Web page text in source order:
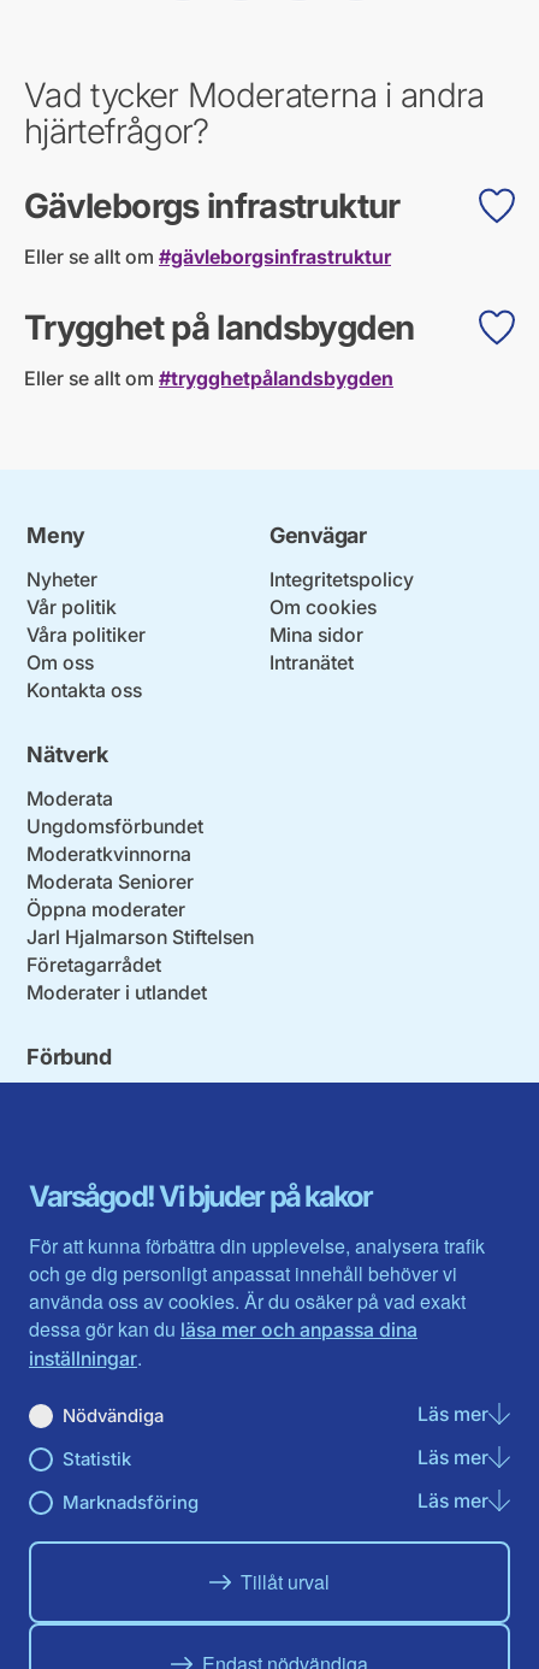
Varsågod! Vi bjuder på kakor
För att kunna förbättra din upplevelse, analysera trafik
och ge dig personligt anpassat innehåll behöver vi
använda oss av cookies. Är du osäker på vad exakt
dessa gör kan du läsa mer och anpassa dina
inställningar.
Nödvändiga Läs merom
Statistik Läs merom
Marknadsföring Läs merom
Tillåt urval
Vad tycker Moderaterna i andra
hjärtefrågor?
Gävleborgs infrastruktur
Eller se allt om #gävleborgsinfrastruktur
Trygghet på landsbygden
Eller se allt om #trygghetpålandsbygden
Meny
Nyheter
Vår politik
Våra politiker
Om oss
Kontakta oss
Genvägar
Integritetspolicy
Om cookies
Mina sidor
Intranätet
Nätverk
Moderata
Ungdomsförbundet
Moderatkvinnorna
Moderata Seniorer
Öppna moderater
Jarl Hjalmarson Stiftelsen
Företagarrådet
Moderater i utlandet
Förbund
Gävleborg
Halland
Jämtlands län
Jönköpings län
Kalmar län
Kronobergs län
Norrbotten
Skåne län
Värmlands län
Västerbotten
Västra Götaland
Västernorrland
Västmanland
Örebro län
Östergötland
Du hittar oss här på sociala medier
Facebook
Instagram